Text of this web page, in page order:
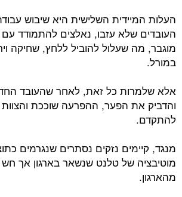
העלות המיידית השלישית היא שיבוש
העובדים שלא עזבו, נאלצים להתמודד
מוגבר, מה שעלול להוביל ללחץ, שחיקה
במורל.
אלא שלמרות כל זאת, לאחר שהעובד
והדביק את הפער, ההפרעה שוככת והצוות
להתקדם.
מנגד, קיימים נזקים נסתרים שנגרמים
מוטיבציה של טלנט שנשאר בארגון אך חש
מהארגון.